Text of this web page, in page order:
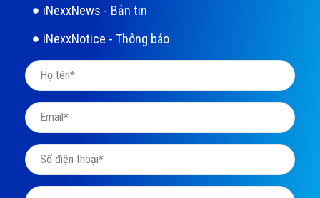
iNexxNews - Bản tin
iNexxNotice - Thông báo